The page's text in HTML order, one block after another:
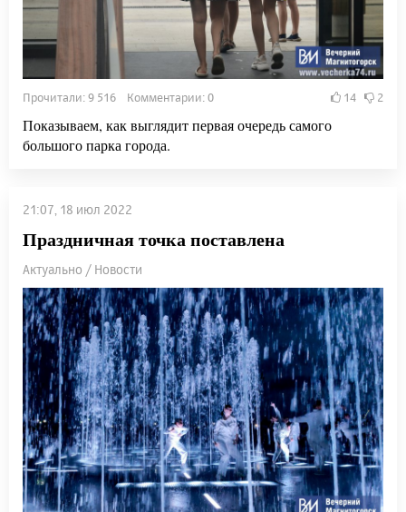
Прочитали: 9 516 Комментарии: 0 14 2
Показываем, как выглядит первая очередь самого
большого парка города.
21:07, 18 июл 2022
Праздничная точка поставлена
Актуально / Новости